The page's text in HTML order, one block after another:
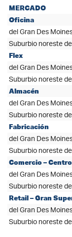
MERCADO
Oficina
del Gran Des
Suburbio noreste
Flex
del Gran Des
Suburbio noreste
Almacén
del Gran Des
Suburbio noreste
Fabricación
del Gran Des
Suburbio noreste
Comercio –
del Gran Des
Suburbio noreste
Retail – Gran
del Gran Des
Suburbio noreste